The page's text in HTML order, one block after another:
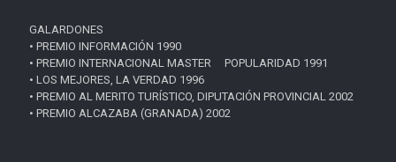
GALARDONES
• PREMIO INFORMACIÓN 1990
• PREMIO INTERNACIONAL MASTER POPULARIDAD 1991
• LOS MEJORES, LA VERDAD 1996
• PREMIO AL MERITO TURÍSTICO, DIPUTACIÓN PROVINCIAL 2002
• PREMIO ALCAZABA (GRANADA) 2002